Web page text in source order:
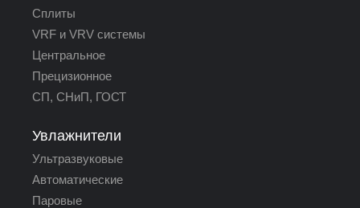
Сплиты
VRF и VRV системы
Центральное
Прецизионное
СП, СНиП, ГОСТ
Увлажнители
Ультразвуковые
Автоматические
Паровые